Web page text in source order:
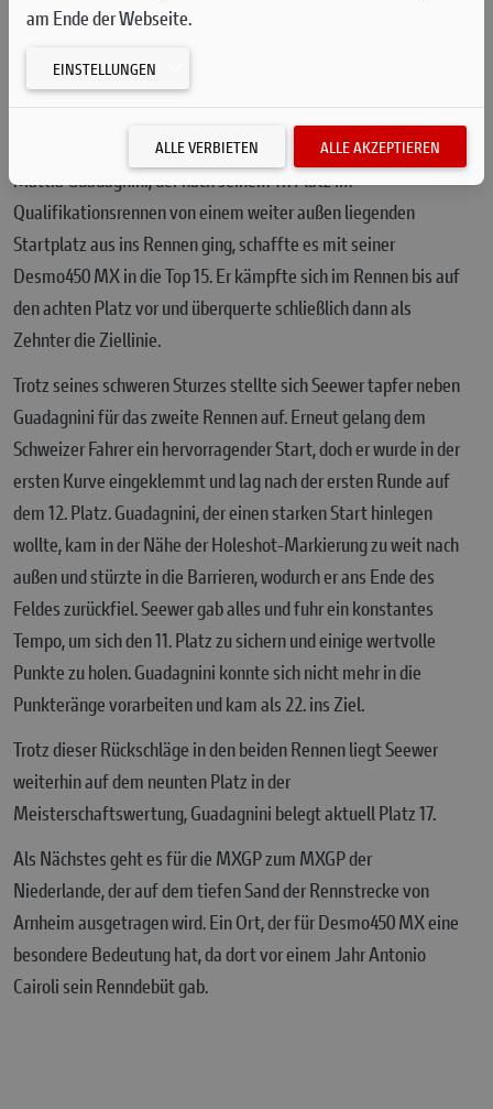
Am Sonntag katapultierte sich Jeremy Seewer von Startplatz
14 in die Spitzengruppe und kämpfte den sechsten Platz. In der
dritten Runde hatte sich Jeremy auf den vierten Platz
vorgearbeitet und legte ein solides Tempo vor, doch ein
schwerer Sturz in der Abfahrt zwang ihn leider zur Aufgabe.
Mattia Guadagnini, der nach seinem 17. Platz im
Qualifikationsrennen von einem weiter außen liegenden
Startplatz aus ins Rennen ging, schaffte es mit seiner
Desmo450 MX in die Top 15. Er kämpfte sich im Rennen bis auf
den achten Platz vor und überquerte schließlich dann als
Zehnter die Ziellinie.
Trotz seines schweren Sturzes stellte sich Seewer tapfer neben
Guadagnini für das zweite Rennen auf. Erneut gelang dem
Schweizer Fahrer ein hervorragender Start, doch er wurde in der
ersten Kurve eingeklemmt und lag nach der ersten Runde auf
dem 12. Platz. Guadagnini, der einen starken Start hinlegen
wollte, kam in der Nähe der Holeshot-Markierung zu weit nach
außen und stürzte in die Barrieren, wodurch er ans Ende des
Feldes zurückfiel. Seewer gab alles und fuhr ein konstantes
Tempo, um sich den 11. Platz zu sichern und einige wertvolle
Punkte zu holen. Guadagnini konnte sich nicht mehr in die
Punkteränge vorarbeiten und kam als 22. ins Ziel.
Trotz dieser Rückschläge in den beiden Rennen liegt Seewer
weiterhin auf dem neunten Platz in der
Meisterschaftswertung, Guadagnini belegt aktuell Platz 17.
Als Nächstes geht es für die MXGP zum MXGP der
Niederlande, der auf dem tiefen Sand der Rennstrecke von
Arnheim ausgetragen wird. Ein Ort, der für Desmo450 MX eine
besondere Bedeutung hat, da dort vor einem Jahr Antonio
Cairoli sein Renndebüt gab.
am Ende der Webseite.
EINSTELLUNGEN
ALLE VERBIETEN ALLE AKZEPTIEREN